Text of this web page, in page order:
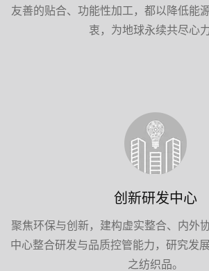
友善的贴合、功能性加工，都以降低能
衷，为地球永续共尽心力
创新研发中心
聚焦环保与创新，建构虚实整合、内外
中心整合研发与品质控管能力，研究发
之纺织品。